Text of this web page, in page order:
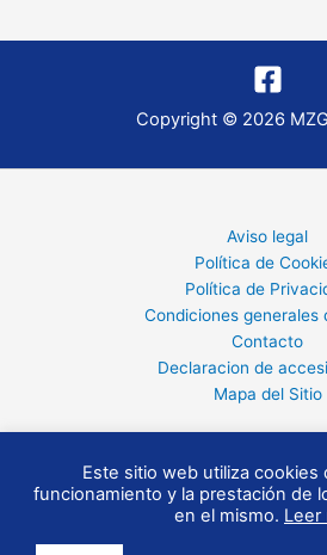
Copyright © 2026 MZG
Aviso legal
Política de
Política de
Condiciones generales
Contacto
Declaracion de
Mapa del Sitio
Este sitio web utiliza cookies
funcionamiento y la prestación de
en el mismo. Leer